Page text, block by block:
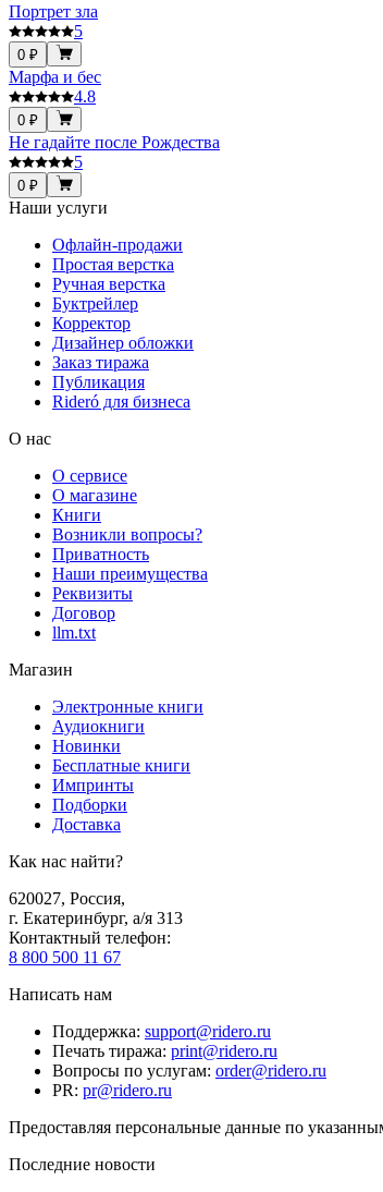
Портрет зла
5
0 ₽
Марфа и бес
4.8
0 ₽
Не гадайте после Рождества
5
0 ₽
Наши услуги
Офлайн-продажи
Простая верстка
Ручная верстка
Буктрейлер
Корректор
Дизайнер обложки
Заказ тиража
Публикация
Rideró для бизнеса
О нас
О сервисе
О магазине
Книги
Возникли вопросы?
Приватность
Наши преимущества
Реквизиты
Договор
llm.txt
Магазин
Электронные книги
Аудиокниги
Новинки
Бесплатные книги
Импринты
Подборки
Доставка
Как нас найти?
620027, Россия,
г. Екатеринбург, а/я 313
Контактный телефон:
8 800 500 11 67
Написать нам
Поддержка: support@ridero.ru
Печать тиража: print@ridero.ru
Вопросы по услугам: order@ridero.ru
PR: pr@ridero.ru
Предоставляя персональные данные по
Последние новости